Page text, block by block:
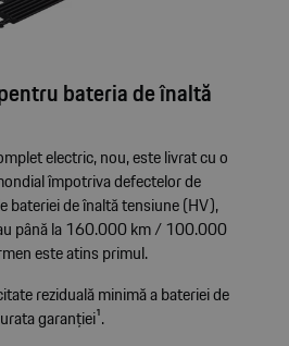
bateria de înaltă
electric, nou, este livrat cu o
împotriva defectelor de
bateriei de înaltă tensiune (HV),
până la 160.000 km / 100.000
este atins primul.
reziduală minimă a bateriei de
garanției¹.